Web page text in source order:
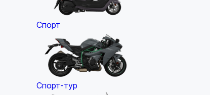
Спорт
Спорт-тур